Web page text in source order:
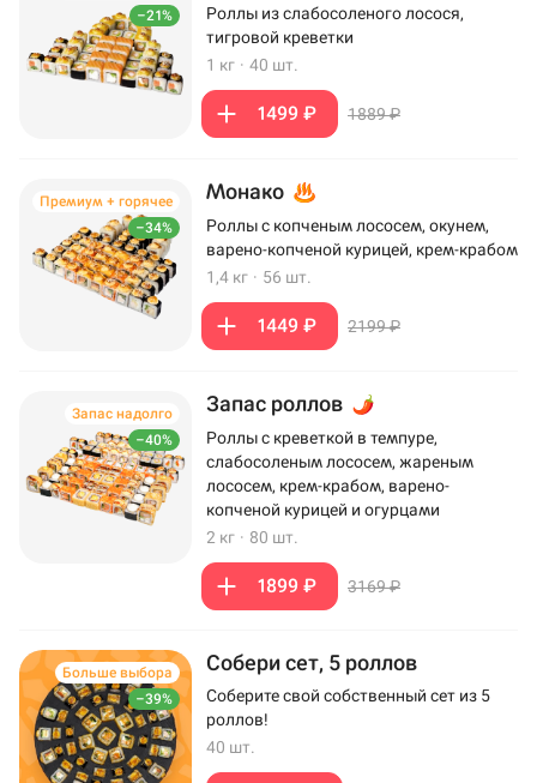
–21%
Роллы из слабосоленого лосося,
тигровой креветки
1 кг · 40 шт.
1499 ₽ 1889 ₽
–34%
Премиум + горячее Монако
Роллы с копченым лососем, окунем,
варено-копченой курицей, крем-крабом
1,4 кг · 56 шт.
1449 ₽ 2199 ₽
–40%
Запас надолго Запас роллов
Роллы с креветкой в темпуре,
слабосоленым лососем, жареным
лососем, крем-крабом, варено-
копченой курицей и огурцами
2 кг · 80 шт.
1899 ₽ 3169 ₽
–39%
Больше выбора Собери сет, 5 роллов
Соберите свой собственный сет из 5
роллов!
40 шт.